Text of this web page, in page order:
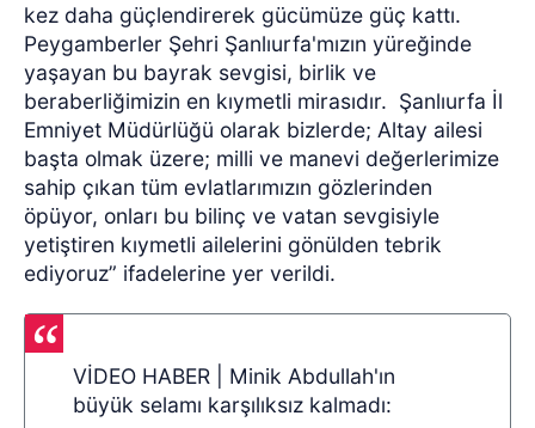
kez daha güçlendirerek gücümüze güç kattı.
Peygamberler Şehri Şanlıurfa'mızın yüreğinde
yaşayan bu bayrak sevgisi, birlik ve
beraberliğimizin en kıymetli mirasıdır. Şanlıurfa İl
Emniyet Müdürlüğü olarak bizlerde; Altay ailesi
başta olmak üzere; milli ve manevi değerlerimize
sahip çıkan tüm evlatlarımızın gözlerinden
öpüyor, onları bu bilinç ve vatan sevgisiyle
yetiştiren kıymetli ailelerini gönülden tebrik
ediyoruz” ifadelerine yer verildi.
VİDEO HABER | Minik Abdullah'ın
büyük selamı karşılıksız kalmadı: